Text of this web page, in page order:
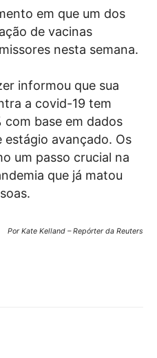
em que um dos
de vacinas
nesta semana.
informou que sua
a covid-19 tem
com base em dados
avançado. Os
um passo crucial na
que já matou
Por Kate Kelland – Repórter da Reuters